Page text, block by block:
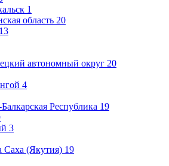
1
область 20
13
автономный округ 20
4
Республика 19
3
Саха (Якутия) 19